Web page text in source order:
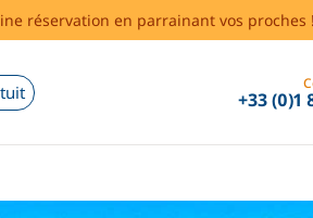
réservation en parrainant vos proches !
+33 (0)1